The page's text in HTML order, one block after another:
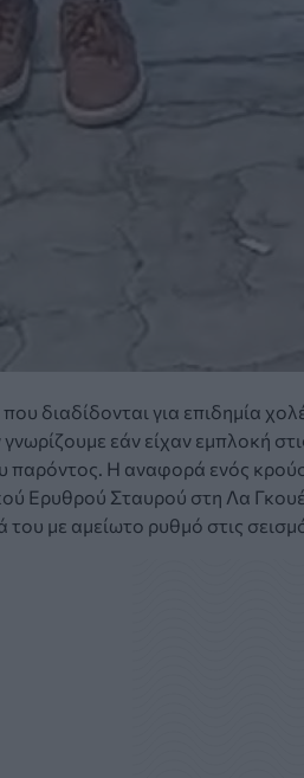
διαδίδονται για επιδημία
εάν είχαν εμπλοκή
παρόντος. Η αναφορά ενός
Ερυθρού Σταυρού στη Λα
με αμείωτο ρυθμό στις